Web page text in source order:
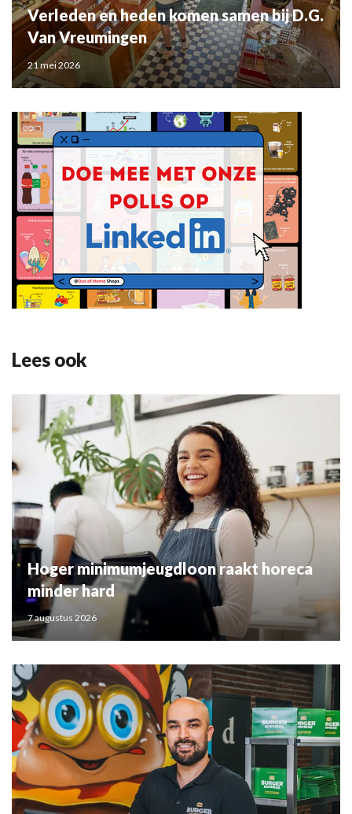
Verleden en heden komen samen bij D.G.
Van Vreumingen
21 mei 2026
Lees ook
Hoger minimumjeugdloon raakt horeca
minder hard
7 augustus 2026